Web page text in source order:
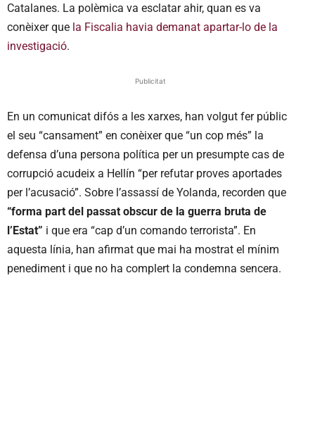
Catalanes. La polèmica va esclatar ahir, quan es va
conèixer que la Fiscalia havia demanat apartar-lo de la
investigació.
Publicitat
En un comunicat difós a les xarxes, han volgut fer públic
el seu “cansament” en conèixer que “un cop més” la
defensa d’una persona política per un presumpte cas de
corrupció acudeix a Hellín “per refutar proves aportades
per l’acusació”. Sobre l’assassí de Yolanda, recorden que
“forma part del passat obscur de la guerra bruta de
l’Estat” i que era “cap d’un comando terrorista”. En
aquesta línia, han afirmat que mai ha mostrat el mínim
penediment i que no ha complert la condemna sencera.